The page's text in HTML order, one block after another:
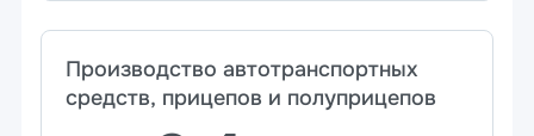
Производство автотранспортных
средств, прицепов и полуприцепов